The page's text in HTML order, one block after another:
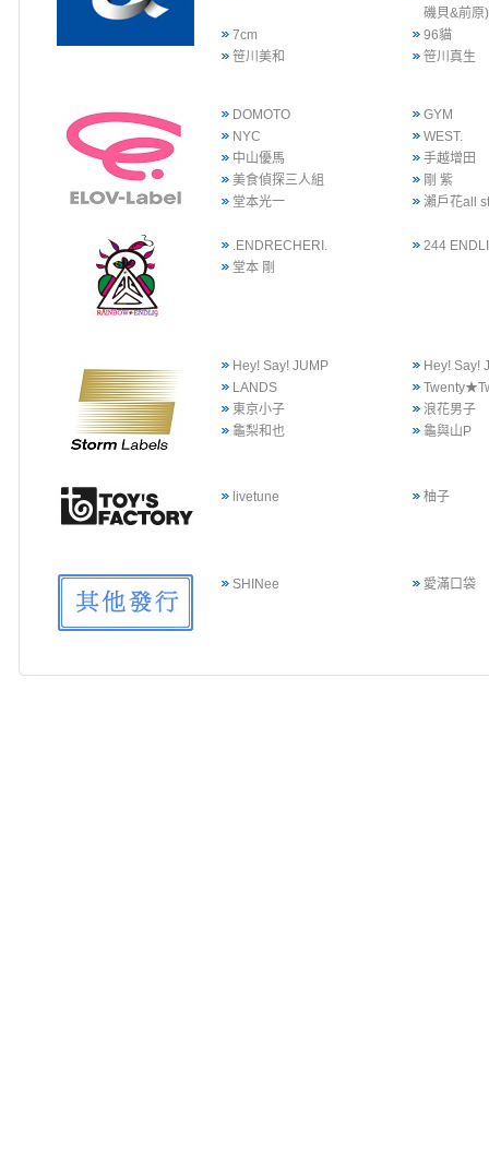
磯貝&前原)
7cm
96貓
笹川美和
笹川真生
DOMOTO
GYM
NYC
WEST.
中山優馬
手越增田
美食偵探三人組
剛 紫
堂本光一
瀨戶花all
.ENDRECHERI.
244
堂本 剛
Hey! Say! JUMP
Hey! Say!
LANDS
東京小子
浪花男子
龜梨和也
龜與山P
livetune 柚子
SHINee 愛滿口袋